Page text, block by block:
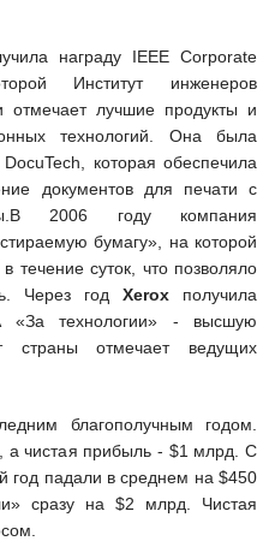
награду IEEE Corporate
Институт инженеров
отмечает лучшие продукты и
технологий. Она была
которая обеспечила
документов для печати с
2006 году компания
бумагу», на которой
течение суток, что позволяло
Через год Xerox получила
технологии» - высшую
страны отмечает ведущих
благополучным годом.
чистая прибыль - $1 млрд. С
год падали в среднем на $450
сразу на $2 млрд. Чистая